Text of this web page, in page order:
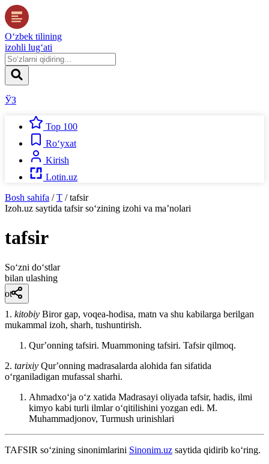
O‘zbek tilining
izohli lug‘ati
ЎЗ
Top 100
Ro‘yxat
Kirish
Lotin.uz
Bosh sahifa / T / tafsir
Izoh.uz saytida tafsirso‘zining izohi va ma’nolari
tafsir
So‘zni do‘stlar
bilan ulashing
ot
1. kitobiy Biror gap, voqea-hodisa, matn va shu kabilarga berilgan
mukammal izoh, sharh, tushuntirish.
Qurʼonning tafsiri. Muammoning tafsiri. Tafsir qilmoq.
2. tarixiy Qurʼonning madrasalarda alohida fan sifatida
oʻrganiladigan mufassal sharhi.
Ahmadxoʻja oʻz xatida Madrasayi oliyada tafsir, hadis, ilmi
kimyo kabi turli ilmlar oʻqitilishini yozgan edi. M.
Muhammadjonov, Turmush urinishlari
TAFSIR so‘zining sinonimlarini Sinonim.uz saytida qidirib ko‘ring.